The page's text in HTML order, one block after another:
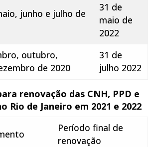
junho e julho de
31 de
maio de
2022
outubro,
de 2020
31 de
julho 2022
renovação das CNH, PPD e
Rio de Janeiro em 2021 e 2022
Período final de
renovação